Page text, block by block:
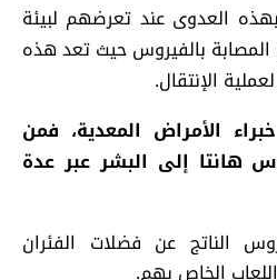
العدوى عند تعرضهم لبيئة
بالفيروس حيث تعد هذه
الإنتقال.
الأمراض المعدية، فمن
هانتا إلى البشر عبر عدة
الناتج عن فضلات الفئران